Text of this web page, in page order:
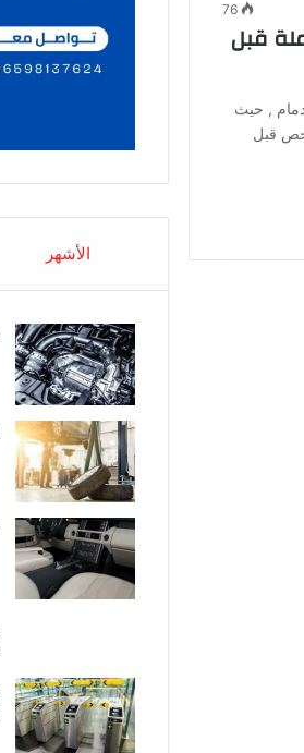
76
قبل
, حيث
قبل
الأشهر